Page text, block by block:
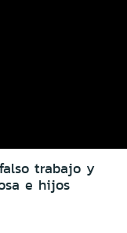
trabajo y
e hijos